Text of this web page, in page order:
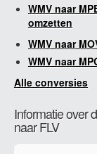
WMV naar
omzetten
WMV naar
WMV naar
Alle conversies
Informatie over
naar FLV